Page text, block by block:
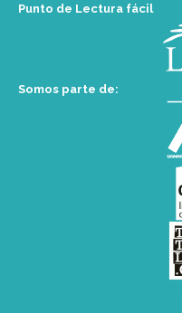
Punto de Lectura fácil
Somos parte de: